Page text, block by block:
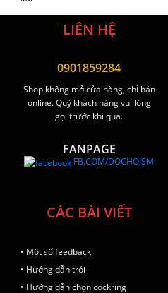
LIÊN HỆ
0901859284
Shop không mở cửa hàng, chỉ bán
online. Quý khách hàng vui lòng
gọi trước khi qua.
FANPAGE
FB.COM/DOCHOISM
CÁC BÀI VIẾT
• Một số feedback
• Hướng dẫn trói
• Hướng dẫn chọn cockring